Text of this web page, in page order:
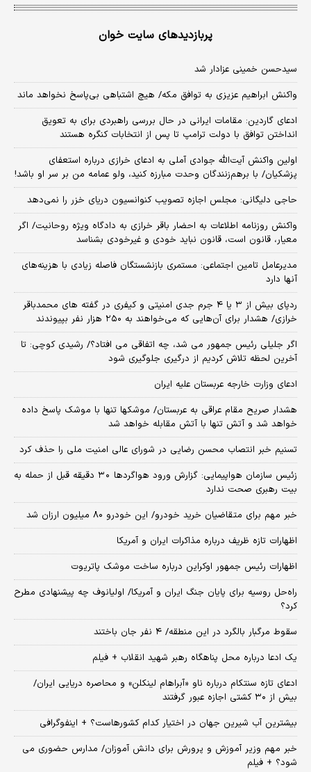
پربازدیدهای سایت خوان
سیدحسن خمینی عزادار شد
واکنش ابراهیم عزیزی به توافق مکه/ هیچ اشتباهی بی‌پاسخ نخواهد ماند
ادعای گاردین: مقامات ایرانی در حال بررسی راهبردی برای به تعویق
انداختن توافق با دولت ترامپ تا پس از انتخابات کنگره هستند
اولین واکنش آیت‌الله جوادی آملی به ادعای خرازی درباره استعفای
پزشکیان/ با برهم‌زنندگان وحدت مبارزه کنید، ولو عمامه من بر سر او باشد!
حاجی دلیگانی: مجلس اجازه تصویب کنوانسیون دریای خزر را نمی‌دهد
واکنش روزنامه اطلاعات به احضار باقر خرازی به دادگاه ویژه روحانیت/ اگر
معیار، قانون است، قانون نباید خودی و غیرخودی بشناسد
مدیرعامل تامین اجتماعی: مستمری بازنشستگان فاصله زیادی با هزینه‌های
آنها دارد
ردپای بیش از ۳ یا ۴ جرم جدی امنیتی و کیفری در گفته های محمدباقر
خرازی/ هشدار برای آن‌هایی که می‌خواهند به ۲۵۰ هزار نفر بپیوندند
اگر جلیلی رئیس جمهور می شد، چه اتفاقی می افتاد؟/ رشیدی کوچی: تا
آخرین لحظه تلاش کردیم از درگیری جلوگیری شود
ادعای وزارت خارجه عربستان علیه ایران
هشدار صریح مقام عراقی به عربستان/ موشکها تنها با موشک پاسخ داده
خواهد شد و آتش تنها با آتش مقابله خواهد شد
تسنیم خبر انتصاب محسن رضایی در شورای عالی امنیت ملی را حذف کرد
زئیس سازمان هواپیمایی: گزارش ورود هواگردها ٣٠ دقیقه قبل از حمله به
بیت رهبری صحت ندارد
خبر مهم برای متقاضیان خرید خودرو/ این خودرو ۸۰ میلیون ارزان شد
اظهارات تازه ظریف درباره مذاکرات ایران و آمریکا
اظهارات رئیس جمهور اوکراین درباره ساخت موشک پاتریوت
راه‌حل روسیه برای پایان جنگ ایران و آمریکا/ اولیانوف چه پیشنهادی مطرح
کرد؟
سقوط مرگبار بالگرد در این منطقه/ ۴ نفر جان باختند
یک ادعا درباره محل پناهگاه‌ رهبر شهید انقلاب + فیلم
ادعای تازه سنتکام درباره ناو «آبراهام لینکلن» و محاصره دریایی ایران/
بیش از ۳۰ کشتی اجازه عبور گرفتند
بیشترین آب شیرین جهان در اختیار کدام کشورهاست؟ + اینفوگرافی
خبر مهم وزیر آموزش و پرورش برای دانش آموزان/ مدارس حضوری می
شود؟ + فیلم